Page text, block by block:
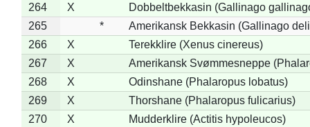
264
X
Dobbeltbekkasin (Gallinago
265
*
Amerikansk Bekkasin (Gallinago
266
X
Terekklire (Xenus cinereus)
267
X
Amerikansk Svømmesneppe
268
X
Odinshane (Phalaropus lobatus)
269
X
Thorshane (Phalaropus fulicarius)
270
X
Mudderklire (Actitis hypoleucos)